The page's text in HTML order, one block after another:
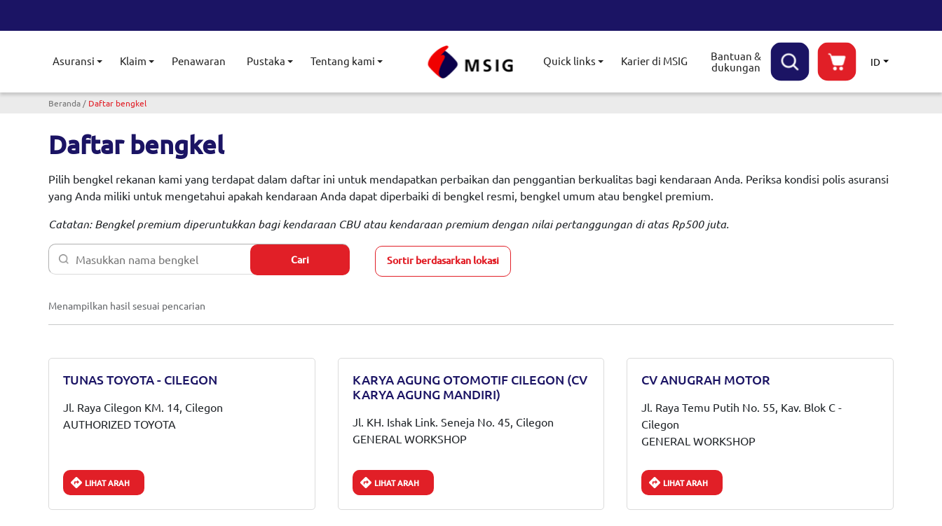
Asuransi
Toggle submenu
Klaim
Toggle submenu
Penawaran Pustaka
Toggle submenu
Tentang kami
Toggle submenu
Quick links
Toggle submenu
Karier di MSIG
Bantuan &
dukungan
ID
Breadcrumb
Beranda Daftar bengkel
Daftar bengkel
Pilih bengkel rekanan kami yang terdapat dalam daftar ini untuk mendapatkan perbaikan dan penggantian berkualitas bagi kendaraan Anda. Periksa kondisi polis asuransi
yang Anda miliki untuk mengetahui apakah kendaraan Anda dapat diperbaiki di bengkel resmi, bengkel umum atau bengkel premium.
Catatan: Bengkel premium diperuntukkan bagi kendaraan CBU atau kendaraan premium dengan nilai pertanggungan di atas Rp500 juta.
Cari Sortir berdasarkan lokasi
Menampilkan hasil sesuai pencarian
TUNAS TOYOTA - CILEGON
Jl. Raya Cilegon KM. 14, Cilegon
AUTHORIZED TOYOTA
LIHAT ARAH
KARYA AGUNG OTOMOTIF CILEGON (CV
KARYA AGUNG MANDIRI)
Jl. KH. Ishak Link. Seneja No. 45, Cilegon
GENERAL WORKSHOP
LIHAT ARAH
CV ANUGRAH MOTOR
Jl. Raya Temu Putih No. 55, Kav. Blok C -
Cilegon
GENERAL WORKSHOP
LIHAT ARAH